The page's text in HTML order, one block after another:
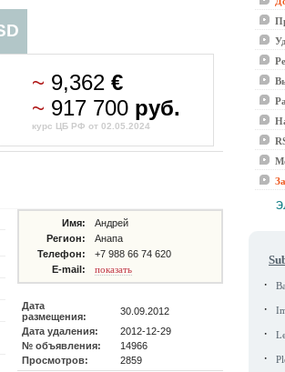
~ 9,362€
~ 917 700 руб.
курс ЦБ РФ от 02.05.2024
Имя:
Андрей
Регион:
Анапа
Телефон:
+7 988 66 74 620
E-mail:
показать
Дата
размещения:
30.09.2012
Дата удаления:
2012-12-29
№ объявления:
14966
Просмотров:
2859
·
·
·
·